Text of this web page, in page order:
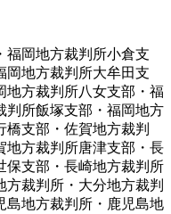
福岡地方裁判所小倉支
岡地方裁判所大牟田支
地方裁判所八女支部・福
判所飯塚支部・福岡地方
支部・佐賀地方裁判
地方裁判所唐津支部・長
保支部・長崎地方裁判所
裁判所・大分地方裁判
島地方裁判所・鹿児島地